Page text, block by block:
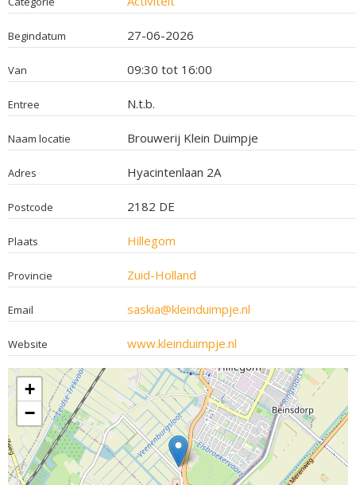
Begindatum 27-06-2026
Van 09:30 tot 16:00
Entree N.t.b.
Naam locatie Brouwerij Klein Duimpje
Adres Hyacintenlaan 2A
Postcode 2182 DE
Plaats Hillegom
Provincie Zuid-Holland
Email saskia@kleinduimpje.nl
Website www.kleinduimpje.nl
+
−